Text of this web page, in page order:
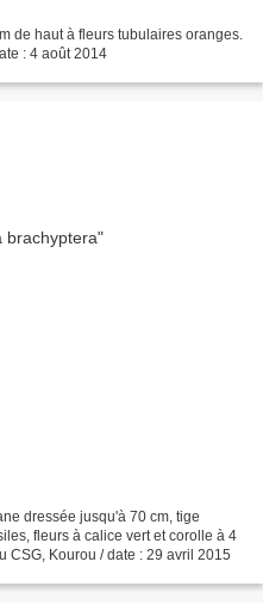
de haut à fleurs tubulaires oranges.
: 4 août 2014
dressée jusqu'à 70 cm, tige
fleurs à calice vert et corolle à 4
CSG, Kourou / date : 29 avril 2015